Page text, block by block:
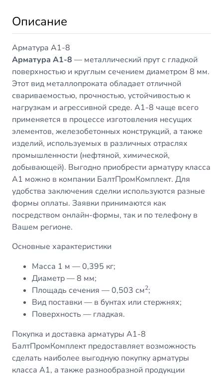
Описание
Арматура А1-8
Арматура А1-8 — металлический прут с гладкой
поверхностью и круглым сечением диаметром 8 мм.
Этот вид металлопроката обладает отличной
свариваемостью, прочностью, устойчивостью к
нагрузкам и агрессивной среде. А1-8 чаще всего
применяется в процессе изготовления несущих
элементов, железобетонных конструкций, а также
изделий, используемых в различных отраслях
промышленности (нефтяной, химической,
добывающей). Выгодно приобрести арматуру класса
А1 можно в компании БалтПромКомплект. Для
удобства заключения сделки используются разные
формы оплаты. Заявки принимаются как
посредством онлайн-формы, так и по телефону в
Вашем регионе.
Основные характеристики
Масса 1 м — 0,395 кг;
Диаметр — 8 мм;
Площадь сечения — 0,503 см2;
Вид поставки — в бунтах или стержнях;
Поверхность — гладкая.
Покупка и доставка арматуры А1-8
БалтПромКомплект предоставляет возможность
сделать наиболее выгодную покупку арматуры
класса А1, а также разнообразной продукции